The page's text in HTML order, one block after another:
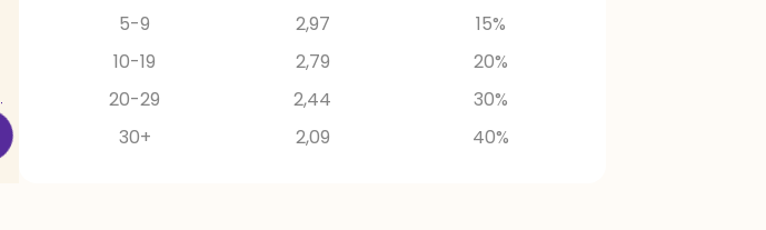
5-9
2,97
15%
10-19
2,79
20%
20-29
2,44
30%
30+
2,09 40%